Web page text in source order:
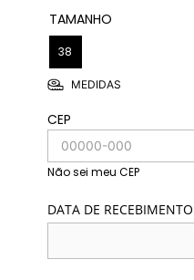
TAMANHO
38
MEDIDAS
CEP
Não sei meu CEP
DATA DE RECEBIMENTO